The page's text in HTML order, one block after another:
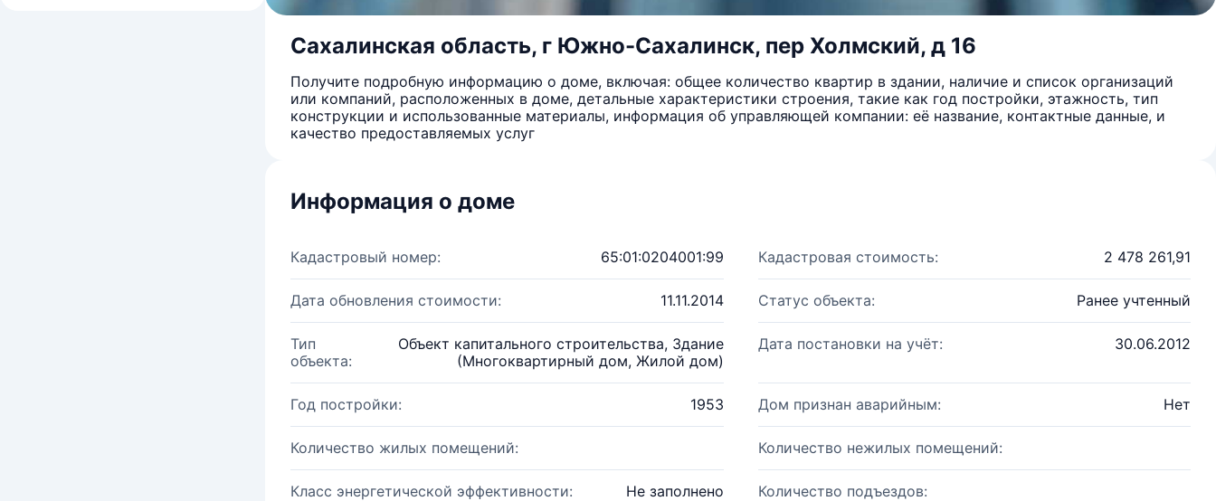
Сахалинская область, г Южно-Сахалинск, пер Холмский, д 16
Получите подробную информацию о доме, включая: общее количество квартир в здании, наличие и список организаций
или компаний, расположенных в доме, детальные характеристики строения, такие как год постройки, этажность, тип
конструкции и использованные материалы, информация об управляющей компании: её название, контактные данные, и
качество предоставляемых услуг
Информация о доме
Кадастровый номер: 65:01:0204001:99 Кадастровая стоимость: 2 478 261,91
Дата обновления стоимости: 11.11.2014 Статус объекта: Ранее учтенный
Тип
объекта:
Объект капитального строительства, Здание
(Многоквартирный дом, Жилой дом)
Дата постановки на учёт: 30.06.2012
Год постройки: 1953 Дом признан аварийным: Нет
Количество жилых помещений: Количество нежилых помещений:
Класс энергетической эффективности: Не заполнено Количество подъездов: